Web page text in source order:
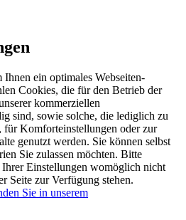
ein optimales Webseiten-
Cookies, die für den Betrieb der
kommerziellen
sind, sowie solche, die lediglich zu
für Komforteinstellungen oder zur
genutzt werden. Sie können selbst
Sie zulassen möchten. Bitte
Ihrer Einstellungen womöglich nicht
Seite zur Verfügung stehen.
Sie in unserem